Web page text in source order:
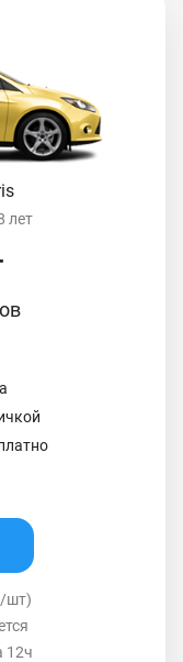
лет
шт)
12ч